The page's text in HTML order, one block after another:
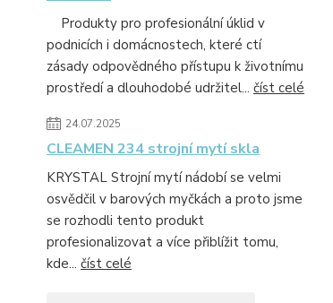
Produkty pro profesionální úklid v
podnicích i domácnostech, které ctí
zásady odpovědného přístupu k životnímu
prostředí a dlouhodobé udržitel... číst celé
24.07.2025
CLEAMEN 234 strojní mytí skla
KRYSTAL Strojní mytí nádobí se velmi
osvědčil v barových myčkách a proto jsme
se rozhodli tento produkt
profesionalizovat a více přiblížit tomu,
kde... číst celé